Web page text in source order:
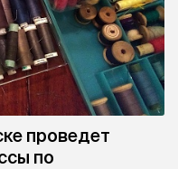
проведет
по